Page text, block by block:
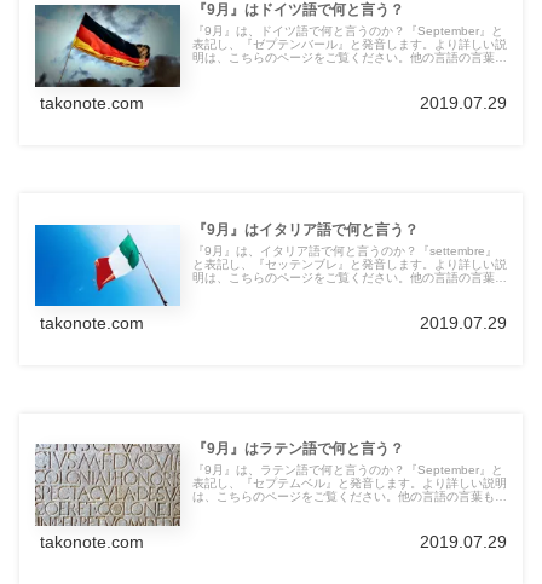
『9月』はドイツ語で何と言う？
『9月』は、ドイツ語で何と言うのか？『September』と
表記し、『ゼプテンバール』と発音します。より詳しい説
明は、こちらのページをご覧ください。他の言語の言葉も
takonote.com 2019.07.29
『9月』はイタリア語で何と言う？
『9月』は、イタリア語で何と言うのか？『settembre』
と表記し、『セッテンブレ』と発音します。より詳しい説
明は、こちらのページをご覧ください。他の言語の言葉も
takonote.com 2019.07.29
『9月』はラテン語で何と言う？
『9月』は、ラテン語で何と言うのか？『September』と
表記し、『セプテムベル』と発音します。より詳しい説明
は、こちらのページをご覧ください。他の言語の言葉も紹
takonote.com 2019.07.29